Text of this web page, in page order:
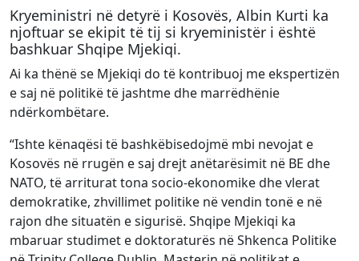
Kryeministri në detyrë i Kosovës, Albin Kurti ka
njoftuar se ekipit të tij si kryeministër i është
bashkuar Shqipe Mjekiqi.
Ai ka thënë se Mjekiqi do të kontribuoj me ekspertizën
e saj në politikë të jashtme dhe marrëdhënie
ndërkombëtare.
“Ishte kënaqësi të bashkëbisedojmë mbi nevojat e
Kosovës në rrugën e saj drejt anëtarësimit në BE dhe
NATO, të arriturat tona socio-ekonomike dhe vlerat
demokratike, zhvillimet politike në vendin tonë e në
rajon dhe situatën e sigurisë. Shqipe Mjekiqi ka
mbaruar studimet e doktoraturës në Shkenca Politike